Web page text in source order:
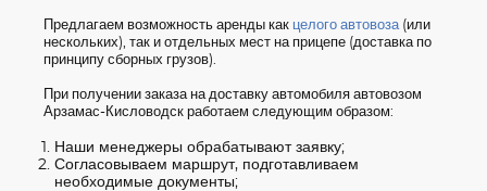
Предлагаем возможность аренды как целого автовоза(или
нескольких), так и отдельных мест на прицепе (доставка по
принципу сборных грузов).
При получении заказа на доставку автомобиля автовозом
Арзамас-Кисловодск работаем следующим образом:
Наши менеджеры обрабатывают заявку;
Согласовываем маршрут, подготавливаем
необходимые документы;